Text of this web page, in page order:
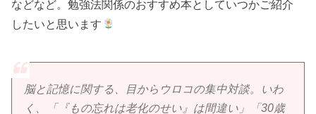
などなど。勉強法関係のおすすめ本としていつかご紹介
したいと思います
脳と記憶に関する、目からウロコの集中対談。いわ
く、「『もの忘れは老化のせい』は間違い」「30歳